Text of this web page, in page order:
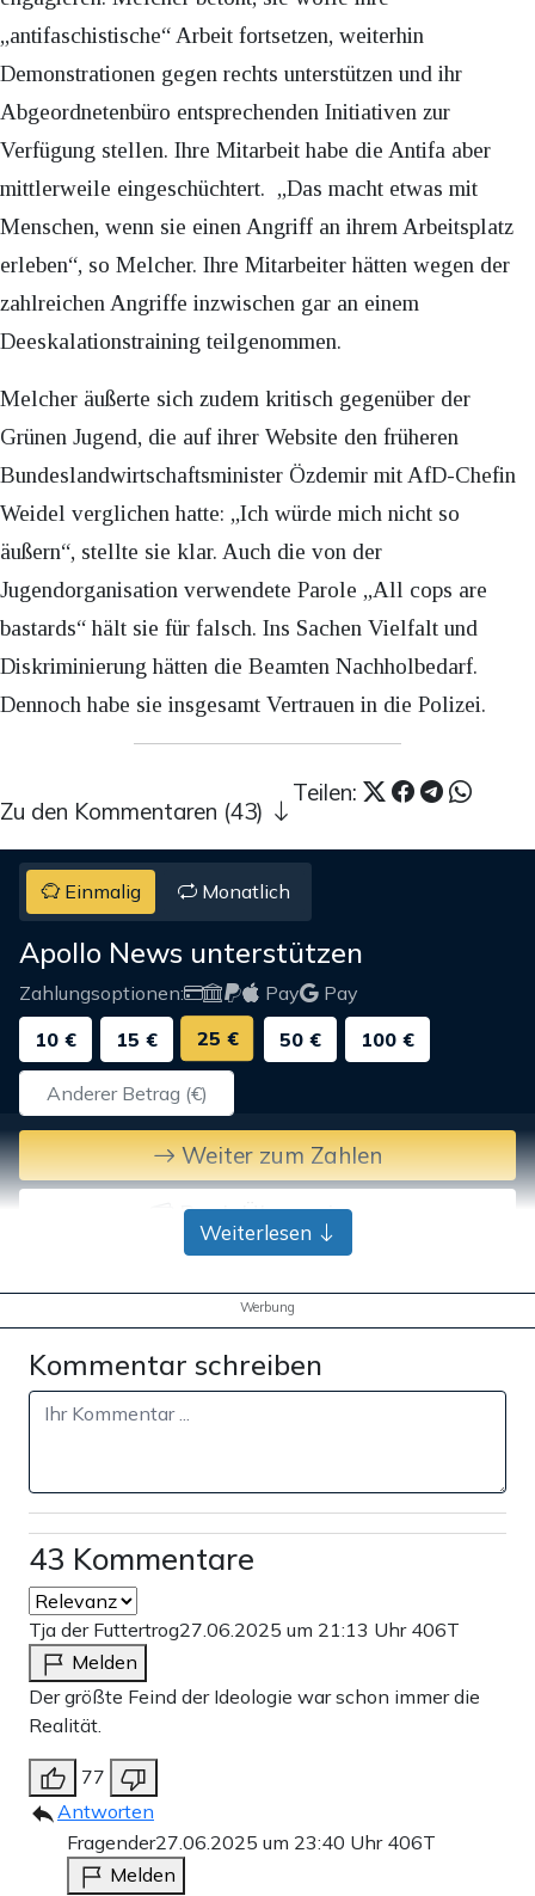
„antifaschistische“ Arbeit fortsetzen, weiterhin
Demonstrationen gegen rechts unterstützen und ihr
Abgeordnetenbüro entsprechenden Initiativen zur
Verfügung stellen. Ihre Mitarbeit habe die Antifa aber
mittlerweile eingeschüchtert. „Das macht etwas mit
Menschen, wenn sie einen Angriff an ihrem Arbeitsplatz
erleben“, so Melcher. Ihre Mitarbeiter hätten wegen der
zahlreichen Angriffe inzwischen gar an einem
Deeskalationstraining teilgenommen.
Melcher äußerte sich zudem kritisch gegenüber der
Grünen Jugend, die auf ihrer Website den früheren
Bundeslandwirtschaftsminister Özdemir mit AfD-Chefin
Weidel verglichen hatte: „Ich würde mich nicht so
äußern“, stellte sie klar. Auch die von der
Jugendorganisation verwendete Parole „All cops are
bastards“ hält sie für falsch. Ins Sachen Vielfalt und
Diskriminierung hätten die Beamten Nachholbedarf.
Dennoch habe sie insgesamt Vertrauen in die Polizei.
Teilen:
Zu den Kommentaren (43)
Einmalig Monatlich
Apollo News unterstützen
Zahlungsoptionen: Pay
Pay
10 €
15 € 25 € 50 € 100 €
Weiter zum Zahlen
Bank-Überweisung
Weiterlesen
Werbung
Kommentar schreiben
43 Kommentare
Tja der Futtertrog27.06.2025 um 21:13 Uhr 406T
Melden
Der größte Feind der Ideologie war schon immer die
Realität.
77
Antworten
Fragender27.06.2025 um 23:40 Uhr 406T
Melden